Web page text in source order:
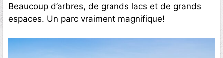
Beaucoup d’arbres, de grands lacs et de grands
espaces. Un parc vraiment magnifique!